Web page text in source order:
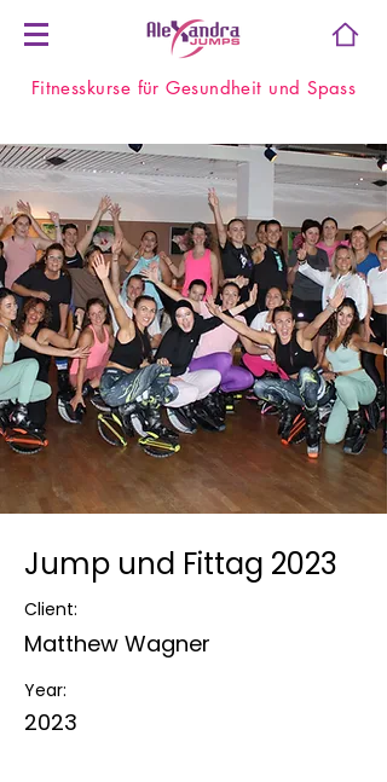
Fitnesskurse für Gesundheit und Spass
Jump und Fittag 2023
Client:
Matthew Wagner
Year:
2023